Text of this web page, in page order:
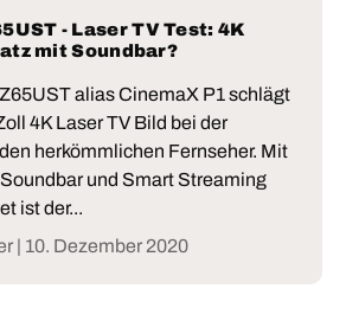
- Laser TV Test: 4K
mit Soundbar?
alias CinemaX P1 schlägt
4K Laser TV Bild bei der
herkömmlichen Fernseher. Mit
und Smart Streaming
ist der...
| 10. Dezember 2020